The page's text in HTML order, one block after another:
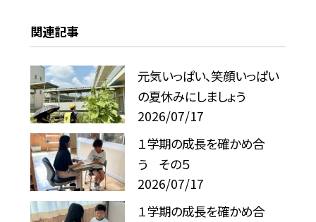
関連記事
元気いっぱい、笑顔いっぱい
の夏休みにしましょう
2026/07/17
１学期の成長を確かめ合
う その５
2026/07/17
１学期の成長を確かめ合